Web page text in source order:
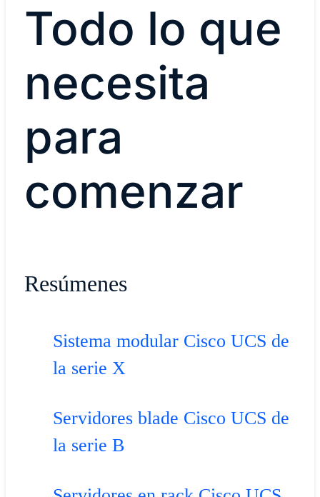
Todo lo que
necesita
para
comenzar
Resúmenes
Sistema modular Cisco UCS de
la serie X
Servidores blade Cisco UCS de
la serie B